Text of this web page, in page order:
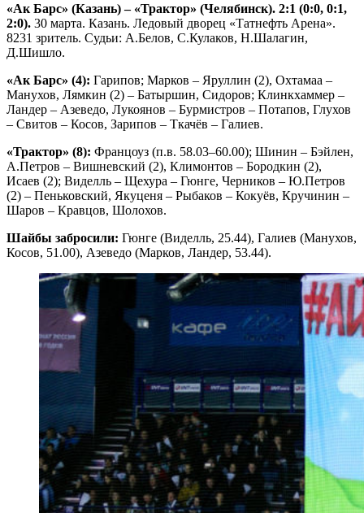
«Ак Барс» (Казань) – «Трактор» (Челябинск). 2:1 (0:0, 0:1,
2:0). 30 марта. Казань. Ледовый дворец «Татнефть Арена».
8231 зритель. Судьи: А.Белов, С.Кулаков, Н.Шалагин,
Д.Шишло.
«Ак Барс» (4): Гарипов; Марков – Яруллин (2), Охтамаа –
Манухов, Лямкин (2) – Батыршин, Сидоров; Клинкхаммер –
Ландер – Азеведо, Лукоянов – Бурмистров – Потапов, Глухов
– Свитов – Косов, Зарипов – Ткачёв – Галиев.
«Трактор» (8): Францоуз (п.в. 58.03–60.00); Шинин – Бэйлен,
А.Петров – Вишневский (2), Климонтов – Бородкин (2),
Исаев (2); Виделль – Щехура – Гюнге, Черников – Ю.Петров
(2) – Пеньковский, Якуценя – Рыбаков – Кокуёв, Кручинин –
Шаров – Кравцов, Шолохов.
Шайбы забросили: Гюнге (Виделль, 25.44), Галиев (Манухов,
Косов, 51.00), Азеведо (Марков, Ландер, 53.44).